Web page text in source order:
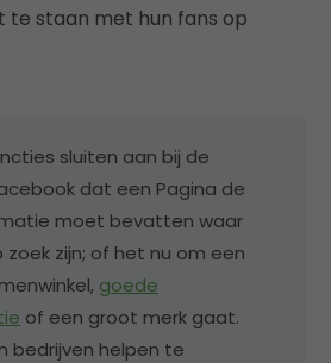
te staan met hun fans op
sluiten aan bij de
dat een Pagina de
moet bevatten waar
zijn; of het nu om een
goede
of een groot merk gaat.
bedrijven helpen te